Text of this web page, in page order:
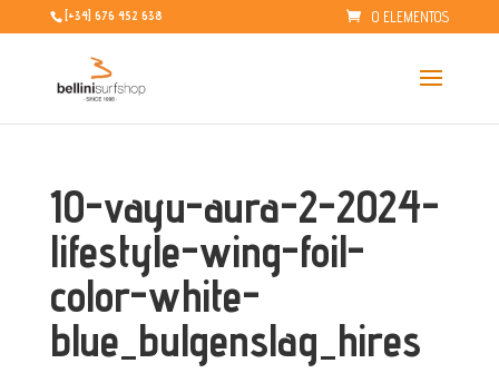
[+34] 676 452 638 0 ELEMENTOS
10-vayu-aura-2-2024-
lifestyle-wing-foil-
color-white-
blue_bulgenslag_hires